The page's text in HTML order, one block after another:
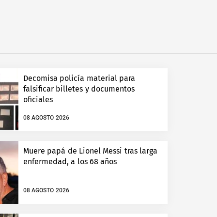
Decomisa policía material para
falsificar billetes y documentos
oficiales
08 AGOSTO 2026
Muere papá de Lionel Messi tras larga
enfermedad, a los 68 años
08 AGOSTO 2026